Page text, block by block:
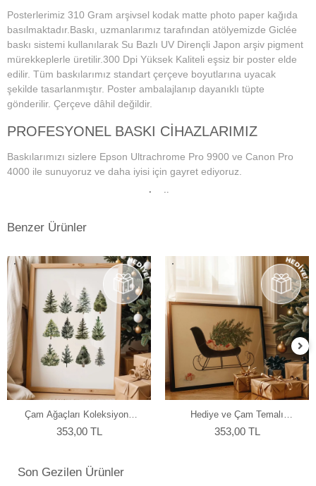
Posterlerimiz 310 Gram arşivsel kodak matte photo paper kağıda
basılmaktadır.Baskı, uzmanlarımız tarafından atölyemizde Giclée
baskı sistemi kullanılarak Su Bazlı UV Dirençli Japon arşiv pigment
mürekkeplerle üretilir.300 Dpi Yüksek Kaliteli eşsiz bir poster elde
edilir. Tüm baskılarımız standart çerçeve boyutlarına uyacak
şekilde tasarlanmıştır. Poster ambalajlanıp dayanıklı tüpte
gönderilir. Çerçeve dâhil değildir.
PROFESYONEL BASKI CİHAZLARIMIZ
Baskılarımızı sizlere Epson Ultrachrome Pro 9900 ve Canon Pro
4000 ile sunuyoruz ve daha iyisi için gayret ediyoruz.
istenilen baskı sonuçların alınmasında en önemli konu, ekran renk
kalibrasyonunun tam ve doğru bir şekilde yapılmış olmasına
bağlıdır. Bu da profesyonel monitör kullanımını gerektirmektedir.
Kullanmış olduğumuz Eizo monitörlerde düzenli aralıklarla renk
kalibrasyonu yapılmakta ve ekrandaki fotoğraf renkleri baskıda en
doğru şekilde çıkmaktadır. Ayrıca kullandığımız tüm kağıtlarımız için
en hassas ve eşsiz renk profillerini atölyemizde kendimiz
yapmaktayız.
Benzer Ürünler
Çam Ağaçları Koleksiyonu
Poster
353,00 TL
Hediye ve Çam Temalı
Yılbaşı Poster
353,00 TL
Son Gezilen Ürünler